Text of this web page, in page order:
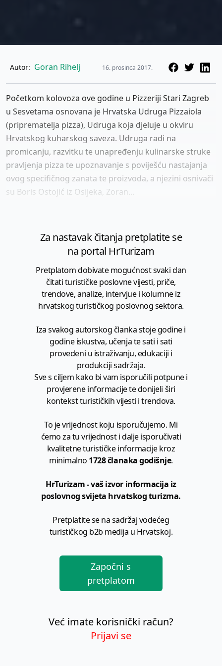
Autor: Goran Rihelj 16. prosinca 2017.
Početkom kolovoza ove godine u Pizzeriji Stari Zagreb
u Sesvetama osnovana je Hrvatska Udruga Pizzaiola
(priprematelja pizza), Udruga koja djeluje u okviru
Hrvatskog kuharskog saveza. Udruga radi na
promicanju, razvitku te unapređenju kulinarske struke
pravljenja pizza te upoznavanje s poviješću nastajanja
ovog specifičnog zanata te proizvoda, a njezini osnivači
su Boris Ostojić iz Osijeka, Zoran...
Za nastavak čitanja pretplatite se
na portal HrTurizam
Pretplatom dobivate mogućnost svaki dan
čitati turističke poslovne vijesti, priče,
trendove, analize, intervjue i kolumne iz
hrvatskog turističkog poslovnog sektora.
Iza svakog autorskog članka stoje godine i
godine iskustva, učenja te sati i sati
provedeni u istraživanju, edukaciji i
produkciji sadržaja.
Sve s ciljem kako bi vam isporučili potpune i
provjerene informacije te donijeli širi
kontekst turističkih vijesti i trendova.
To je vrijednost koju isporučujemo. Mi
ćemo za tu vrijednost i dalje isporučivati
kvalitetne turističke informacije kroz
minimalno 1728 članaka godišnje.
HrTurizam - vaš izvor informacija iz
poslovnog svijeta hrvatskog turizma.
Pretplatite se na sadržaj vodećeg
turističkog b2b medija u Hrvatskoj.
Započni s
pretplatom
Već imate korisnički račun?
Prijavi se